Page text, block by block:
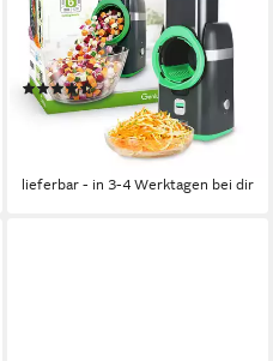
80 W
Leistung
Netzkabel Betriebsart
Edelstahlklingen
Material Messer
(25)
106,79 € UVP199,95 €
mtl. in 12 Raten
lieferbar - in 3-4 Werktagen bei dir